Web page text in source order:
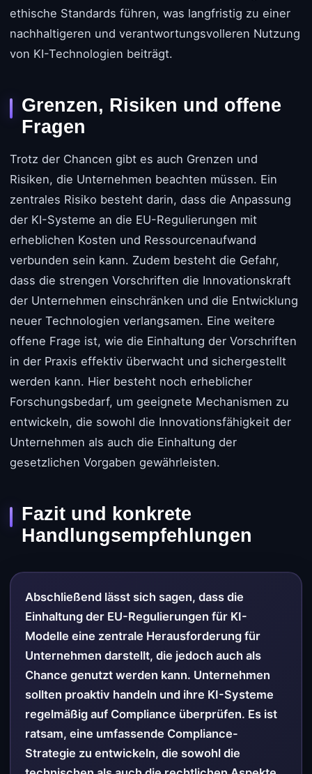
ethische Standards führen, was langfristig zu einer
nachhaltigeren und verantwortungsvolleren Nutzung
von KI-Technologien beiträgt.
Grenzen, Risiken und offene
Fragen
Trotz der Chancen gibt es auch Grenzen und
Risiken, die Unternehmen beachten müssen. Ein
zentrales Risiko besteht darin, dass die Anpassung
der KI-Systeme an die EU-Regulierungen mit
erheblichen Kosten und Ressourcenaufwand
verbunden sein kann. Zudem besteht die Gefahr,
dass die strengen Vorschriften die Innovationskraft
der Unternehmen einschränken und die Entwicklung
neuer Technologien verlangsamen. Eine weitere
offene Frage ist, wie die Einhaltung der Vorschriften
in der Praxis effektiv überwacht und sichergestellt
werden kann. Hier besteht noch erheblicher
Forschungsbedarf, um geeignete Mechanismen zu
entwickeln, die sowohl die Innovationsfähigkeit der
Unternehmen als auch die Einhaltung der
gesetzlichen Vorgaben gewährleisten.
Fazit und konkrete
Handlungsempfehlungen
Abschließend lässt sich sagen, dass die
Einhaltung der EU-Regulierungen für KI-
Modelle eine zentrale Herausforderung für
Unternehmen darstellt, die jedoch auch als
Chance genutzt werden kann. Unternehmen
sollten proaktiv handeln und ihre KI-Systeme
regelmäßig auf Compliance überprüfen. Es ist
ratsam, eine umfassende Compliance-
Strategie zu entwickeln, die sowohl die